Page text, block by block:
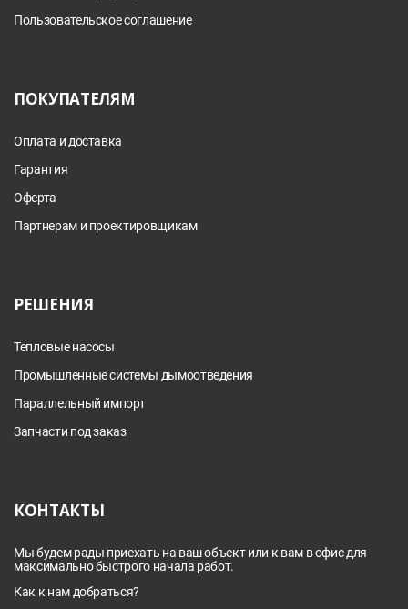
Пользовательское соглашение
ПОКУПАТЕЛЯМ
Оплата и доставка
Гарантия
Оферта
Партнерам и проектировщикам
РЕШЕНИЯ
Тепловые насосы
Промышленные системы дымоотведения
Параллельный импорт
Запчасти под заказ
КОНТАКТЫ
Мы будем рады приехать на ваш объект или к вам в офис для
максимально быстрого начала работ.
Как к нам добраться?